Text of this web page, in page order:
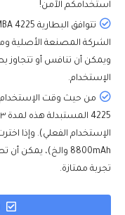
استخدامكم الآمن!
الإستخدام.
تجربة ممتازة.